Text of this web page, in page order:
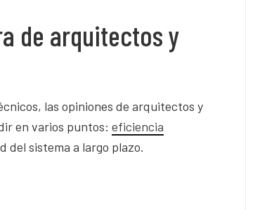
de arquitectos y
las opiniones de arquitectos y
en varios puntos: eficiencia
del sistema a largo plazo.